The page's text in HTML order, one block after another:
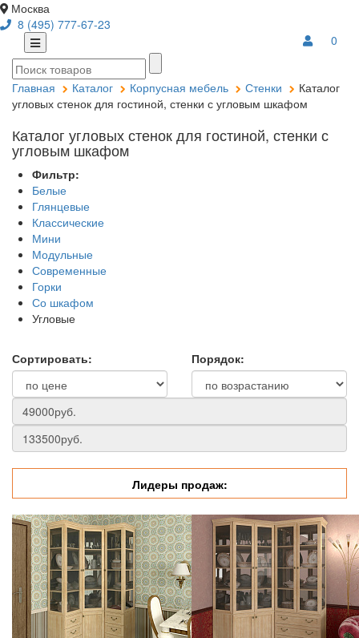
Москва
8 (495) 777-67-23
0
Главная Каталог Корпусная мебель Стенки
Каталог
угловых стенок для гостиной, стенки с угловым шкафом
Каталог угловых стенок для гостиной, стенки с
угловым шкафом
Фильтр:
Белые
Глянцевые
Классические
Мини
Модульные
Современные
Горки
Со шкафом
Угловые
Сортировать: Порядок:
Лидеры продаж: